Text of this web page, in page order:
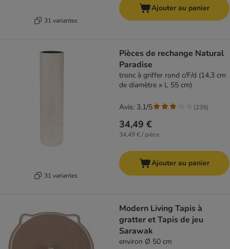
31 variantes
Ajouter au panier
31 variantes
Pièces de rechange Natural
Paradise
tronc à griffer rond c/F/d (14,3 cm
de diamètre x L 55 cm)
34,49 €
34,49 € / pièce
Avis: 3.1/5 (239)
Ajouter au panier
Modern Living Tapis à
gratter et Tapis de jeu
Sarawak
environ Ø 50 cm